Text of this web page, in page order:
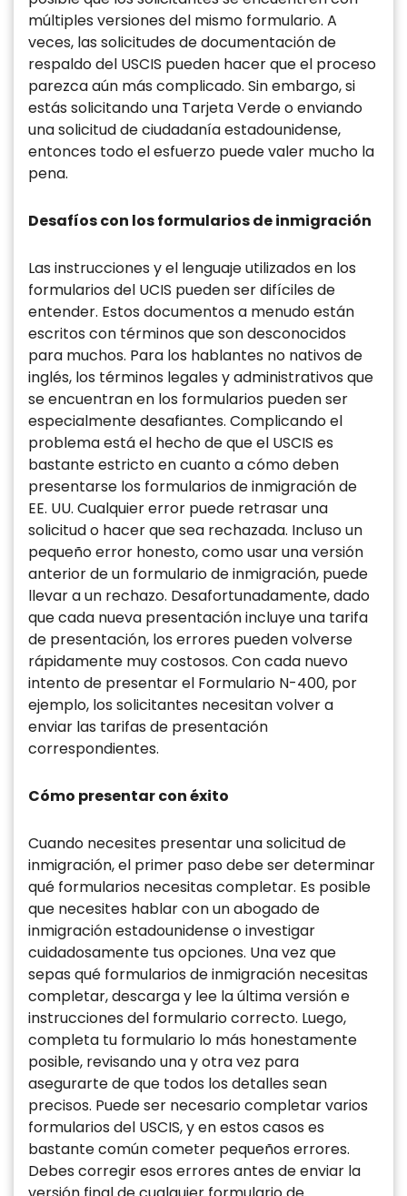
múltiples versiones del mismo formulario. A
veces, las solicitudes de documentación de
respaldo del USCIS pueden hacer que el proceso
parezca aún más complicado. Sin embargo, si
estás solicitando una Tarjeta Verde o enviando
una solicitud de ciudadanía estadounidense,
entonces todo el esfuerzo puede valer mucho la
pena.
Desafíos con los formularios de inmigración
Las instrucciones y el lenguaje utilizados en los
formularios del UCIS pueden ser difíciles de
entender. Estos documentos a menudo están
escritos con términos que son desconocidos
para muchos. Para los hablantes no nativos de
inglés, los términos legales y administrativos que
se encuentran en los formularios pueden ser
especialmente desafiantes. Complicando el
problema está el hecho de que el USCIS es
bastante estricto en cuanto a cómo deben
presentarse los formularios de inmigración de
EE. UU. Cualquier error puede retrasar una
solicitud o hacer que sea rechazada. Incluso un
pequeño error honesto, como usar una versión
anterior de un formulario de inmigración, puede
llevar a un rechazo. Desafortunadamente, dado
que cada nueva presentación incluye una tarifa
de presentación, los errores pueden volverse
rápidamente muy costosos. Con cada nuevo
intento de presentar el Formulario N-400, por
ejemplo, los solicitantes necesitan volver a
enviar las tarifas de presentación
correspondientes.
Cómo presentar con éxito
Cuando necesites presentar una solicitud de
inmigración, el primer paso debe ser determinar
qué formularios necesitas completar. Es posible
que necesites hablar con un abogado de
inmigración estadounidense o investigar
cuidadosamente tus opciones. Una vez que
sepas qué formularios de inmigración necesitas
completar, descarga y lee la última versión e
instrucciones del formulario correcto. Luego,
completa tu formulario lo más honestamente
posible, revisando una y otra vez para
asegurarte de que todos los detalles sean
precisos. Puede ser necesario completar varios
formularios del USCIS, y en estos casos es
bastante común cometer pequeños errores.
Debes corregir esos errores antes de enviar la